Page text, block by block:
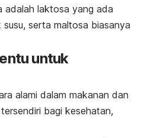
adalah laktosa yang ada
serta maltosa biasanya
untuk
alami dalam makanan dan
bagi kesehatan,